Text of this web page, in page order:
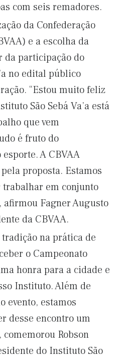
com seis remadores.
da Confederação
e a escolha da
da participação do
no edital público
“Estou muito feliz
São Sebá Va’a está
que vem
é fruto do
A CBVAA
proposta. Estamos
em conjunto
afirmou Fagner Augusto
da CBVAA.
tradição na prática de
o Campeonato
honra para a cidade e
Instituto. Além de
evento, estamos
desse encontro um
comemorou Robson
do Instituto São